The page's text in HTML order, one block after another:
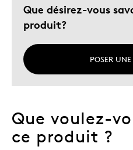
Que désirez-vous
produit?
POSER
Que voulez-
ce produit ?